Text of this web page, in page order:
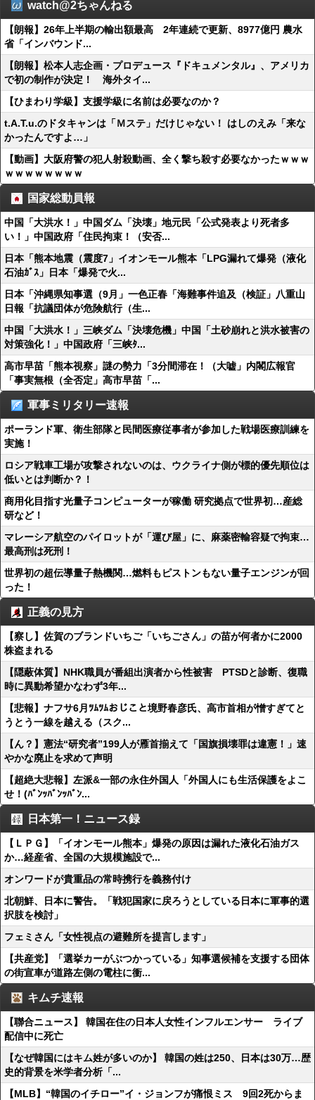
watch@2ちゃんねる
【朗報】26年上半期の輸出額最高 2年連続で更新、8977億円 農水
省「インバウンド...
【朗報】松本人志企画・プロデュース『ドキュメンタル』、アメリカ
で初の制作が決定！ 海外タイ...
【ひまわり学級】支援学級に名前は必要なのか？
t.A.T.u.のドタキャンは「Ｍステ」だけじゃない！ はしのえみ「来な
かったんですよ…」
【動画】大阪府警の犯人射殺動画、全く撃ち殺す必要なかったｗｗｗ
ｗｗｗｗｗｗｗｗ
国家総動員報
中国「大洪水！」中国ダム「決壊」地元民「公式発表より死者多
い！」中国政府「住民拘束！（安否...
日本「熊本地震（震度7」イオンモール熊本「LPG漏れて爆発（液化
石油ｶﾞｽ」日本「爆発で火...
日本「沖縄県知事選（9月」一色正春「海難事件追及（検証」八重山
日報「抗議団体が危険航行（生...
中国「大洪水！」三峡ダム「決壊危機」中国「土砂崩れと洪水被害の
対策強化！」中国政府「三峡ﾀ...
高市早苗「熊本視察」謎の勢力「3分間滞在！（大嘘」内閣広報官
「事実無根（全否定」高市早苗「...
軍事ミリタリー速報
ポーランド軍、衛生部隊と民間医療従事者が参加した戦場医療訓練を
実施！
ロシア戦車工場が攻撃されないのは、ウクライナ側が標的優先順位は
低いとは判断か？！
商用化目指す光量子コンピューターが稼働 研究拠点で世界初…産総
研など！
マレーシア航空のパイロットが「運び屋」に、麻薬密輸容疑で拘束…
最高刑は死刑！
世界初の超伝導量子熱機関…燃料もピストンもない量子エンジンが回
った！
正義の見方
【察し】佐賀のブランドいちご「いちごさん」の苗が何者かに2000
株盗まれる
【隠蔽体質】NHK職員が番組出演者から性被害 PTSDと診断、復職
時に異動希望かなわず3年...
【悲報】ナフサ6月ﾂﾑﾂﾑおじこと境野春彦氏、高市首相が憎すぎてと
うとう一線を越える（スク...
【ん？】憲法“研究者”199人が雁首揃えて「国旗損壊罪は違憲！」速
やかな廃止を求めて声明
【超絶大悲報】左派&一部の永住外国人「外国人にも生活保護をよこ
せ！(ﾊﾞﾝｯﾊﾞﾝｯﾊﾞﾝ...
日本第一！ニュース録
【ＬＰＧ】「イオンモール熊本」爆発の原因は漏れた液化石油ガス
か…経産省、全国の大規模施設で...
オンワードが貴重品の常時携行を義務付け
北朝鮮、日本に警告。「戦犯国家に戻ろうとしている日本に軍事的選
択肢を検討」
フェミさん「女性視点の避難所を提言します」
【共産党】「選挙カーがぶつかっている」知事選候補を支援する団体
の街宣車が道路左側の電柱に衝...
キムチ速報
【聯合ニュース】 韓国在住の日本人女性インフルエンサー ライブ
配信中に死亡
【なぜ韓国にはキム姓が多いのか】 韓国の姓は250、日本は30万…歴
史的背景を米学者分析「...
【MLB】“韓国のイチロー”イ・ジョンフが痛恨ミス 9回2死からま